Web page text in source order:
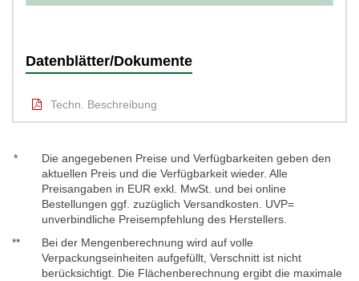
Datenblätter/Dokumente
Techn. Beschreibung
*
Die angegebenen Preise und Verfügbarkeiten geben den
aktuellen Preis und die Verfügbarkeit wieder. Alle
Preisangaben in EUR exkl. MwSt. und bei online
Bestellungen ggf. zuzüglich Versandkosten. UVP=
unverbindliche Preisempfehlung des Herstellers.
**
Bei der Mengenberechnung wird auf volle
Verpackungseinheiten aufgefüllt, Verschnitt ist nicht
berücksichtigt. Die Flächenberechnung ergibt die maximale